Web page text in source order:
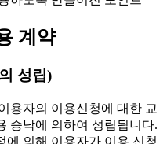
계약
성립)
용자의 이용신청에 대한 교
승낙에 의하여 성립됩니다.
의해 이용자가 이용 신청